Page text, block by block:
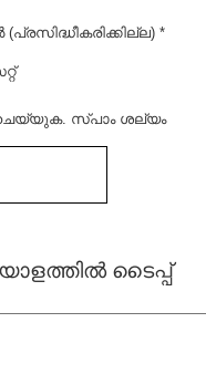
*
ചെയ്യുക. സ്പാം ശല്യം
ടൈപ്പ്